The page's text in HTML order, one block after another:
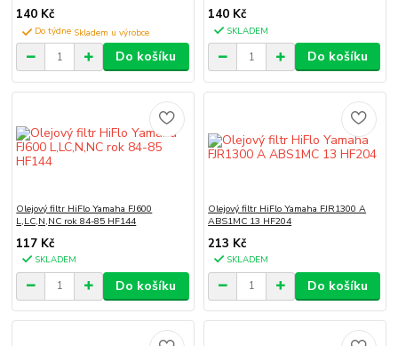
140 Kč
Do týdne
Do košíku
140 Kč
SKLADEM
Do košíku
Olejový filtr HiFlo Yamaha FJ600
L,LC,N,NC rok 84-85 HF144
117 Kč
SKLADEM
Do košíku
Olejový filtr HiFlo Yamaha FJR1300 A
ABS1MC 13 HF204
213 Kč
SKLADEM
Do košíku